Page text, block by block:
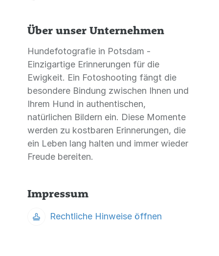
Über unser Unternehmen
Hundefotografie in Potsdam -
Einzigartige Erinnerungen für die
Ewigkeit. Ein Fotoshooting fängt die
besondere Bindung zwischen Ihnen und
Ihrem Hund in authentischen,
natürlichen Bildern ein. Diese Momente
werden zu kostbaren Erinnerungen, die
ein Leben lang halten und immer wieder
Freude bereiten.
Impressum
Rechtliche Hinweise öffnen